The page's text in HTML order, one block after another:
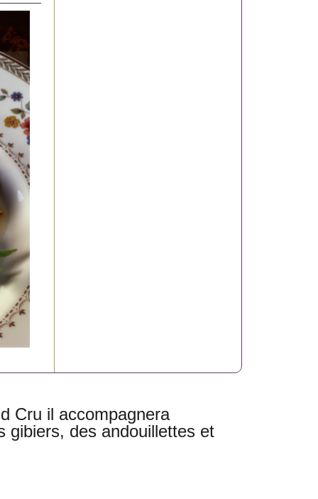
Cru il accompagnera
gibiers, des andouillettes et